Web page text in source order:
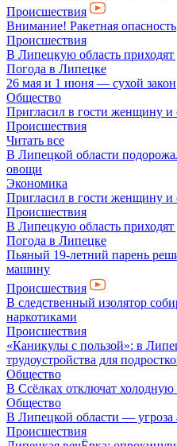
Происшествия
Внимание! Ракетная опасность
Происшествия
В Липецкую область
Погода в Липецке
26 мая и 1 июня — сухой закон
Общество
Пригласил в гости женщину
Происшествия
Читать все
В Липецкой области
овощи
Экономика
Пригласил в гости женщину
Происшествия
В Липецкую область
Погода в Липецке
Пьяный 19-летний парень
машину
Происшествия
В следственный изолятор
наркотиками
Происшествия
«Каникулы с пользой»: в
трудоустройства для
Общество
В Ссёлках отключат холодную
Общество
В Липецкой области —
Происшествия